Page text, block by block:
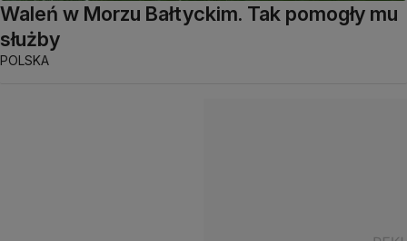
Waleń w Morzu Bałtyckim. Tak pomogły mu
służby
POLSKA